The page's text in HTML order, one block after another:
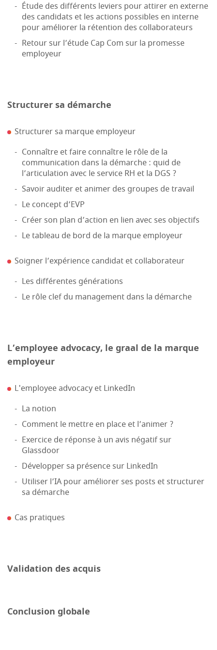
Étude des différents leviers pour attirer en externe
des candidats et les actions possibles en interne
pour améliorer la rétention des collaborateurs
Retour sur l’étude Cap Com sur la promesse
employeur
Structurer sa démarche
Structurer sa marque employeur
Connaître et faire connaître le rôle de la
communication dans la démarche : quid de
l’articulation avec le service RH et la DGS ?
Savoir auditer et animer des groupes de travail
Le concept d’EVP
Créer son plan d’action en lien avec ses objectifs
Le tableau de bord de la marque employeur
Soigner l’expérience candidat et collaborateur
Les différentes générations
Le rôle clef du management dans la démarche
L’employee advocacy, le graal de la marque
employeur
L'employee advocacy et LinkedIn
La notion
Comment le mettre en place et l’animer ?
Exercice de réponse à un avis négatif sur
Glassdoor
Développer sa présence sur LinkedIn
Utiliser l’IA pour améliorer ses posts et structurer
sa démarche
Cas pratiques
Validation des acquis
Conclusion globale